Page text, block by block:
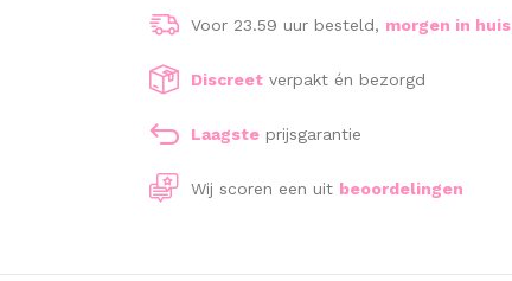
Voor 23.59 uur besteld, morgen in huis
Discreet verpakt én bezorgd
Laagste prijsgarantie
Wij scoren een uit beoordelingen